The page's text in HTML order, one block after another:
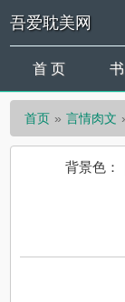
吾爱耽美网
首 页
首页 言情肉文
背景色：